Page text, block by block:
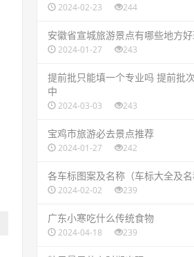
2024-02-23 244
安徽省宣城旅游景点有哪些地方
2024-01-27 243
提前批只能填一个专业吗 提前批
中
2024-03-03 243
​宝鸡市旅游必去景点推荐
2024-01-27 242
各车标图案及名称（车标大全及名
2024-02-02 239
​广东小寒吃什么传统食物
2024-04-18 239